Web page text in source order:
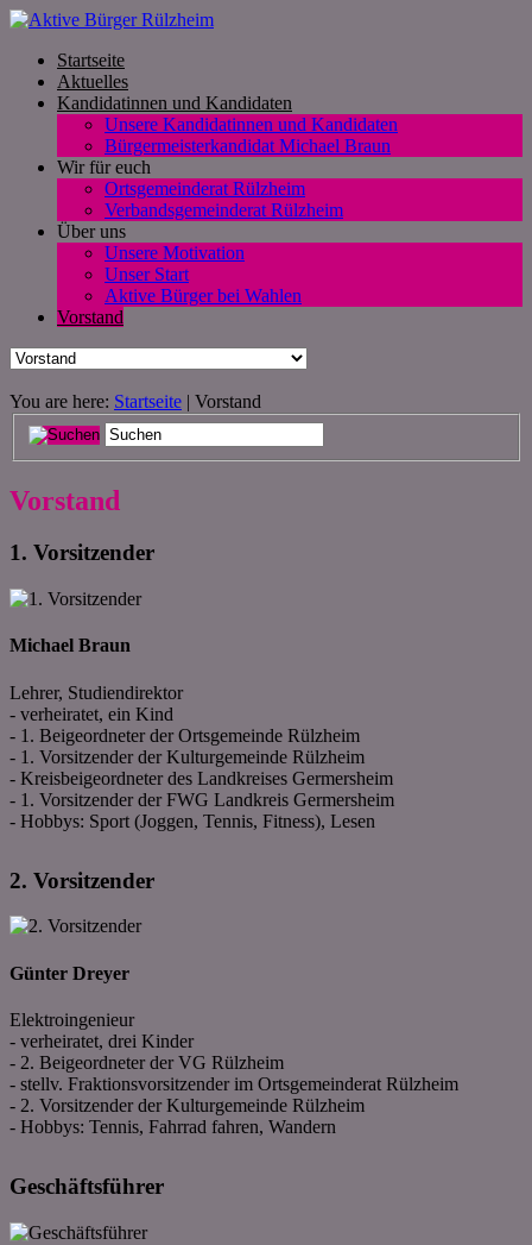
Startseite
Aktuelles
Kandidatinnen und Kandidaten
Unsere Kandidatinnen und Kandidaten
Bürgermeisterkandidat Michael Braun
Wir für euch
Ortsgemeinderat Rülzheim
Verbandsgemeinderat Rülzheim
Über uns
Unsere Motivation
Unser Start
Aktive Bürger bei Wahlen
Vorstand
You are here: Startseite | Vorstand
Vorstand
1. Vorsitzender
Michael Braun
Lehrer, Studiendirektor
- verheiratet, ein Kind
- 1. Beigeordneter der Ortsgemeinde Rülzheim
- 1. Vorsitzender der Kulturgemeinde Rülzheim
- Kreisbeigeordneter des Landkreises Germersheim
- 1. Vorsitzender der FWG Landkreis Germersheim
- Hobbys: Sport (Joggen, Tennis, Fitness), Lesen
2. Vorsitzender
Günter Dreyer
Elektroingenieur
- verheiratet, drei Kinder
- 2. Beigeordneter der VG Rülzheim
- stellv. Fraktionsvorsitzender im Ortsgemeinderat Rülzheim
- 2. Vorsitzender der Kulturgemeinde Rülzheim
- Hobbys: Tennis, Fahrrad fahren, Wandern
Geschäftsführer